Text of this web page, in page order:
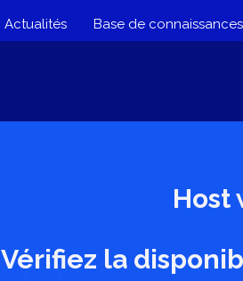
Actualités Base de connaissances
Host
Vérifiez la